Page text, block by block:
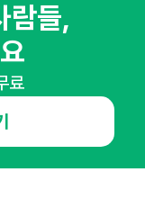
신청
람들,
료